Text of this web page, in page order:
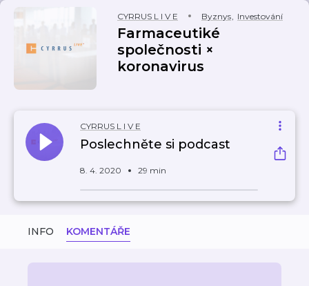
CYRRUS L I V E Byznys, Investování
Farmaceutiké
společnosti ×
koronavirus
CYRRUS L I V E
Poslechněte si podcast
8. 4. 2020 29 min
INFO KOMENTÁŘE